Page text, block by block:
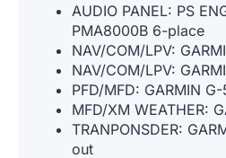
AUDIO PANEL: PS
PMA8000B 6-place
NAV/COM/LPV:
NAV/COM/LPV:
PFD/MFD: GARMIN
MFD/XM WEATHER:
TRANPONSDER:
out